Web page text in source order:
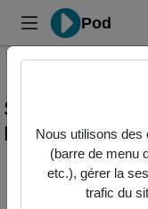
Pod
Statistiques de
Marketing
Modifier la période de
visualisation
Nous utilisons des
(barre de menu
etc.), gérer la
trafic du